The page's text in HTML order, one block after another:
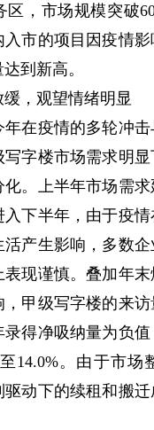
区，市场规模突破
市的项目因疫情影
到新高。
，观望情绪明显
在疫情的多轮冲
写字楼市场需求明
。上半年市场需
入下半年，由于疫
活产生影响，多数
表现谨慎。叠加年
甲级写字楼的来
录得净吸纳量为负
14.0%。由于市场
驱动下的续租和搬